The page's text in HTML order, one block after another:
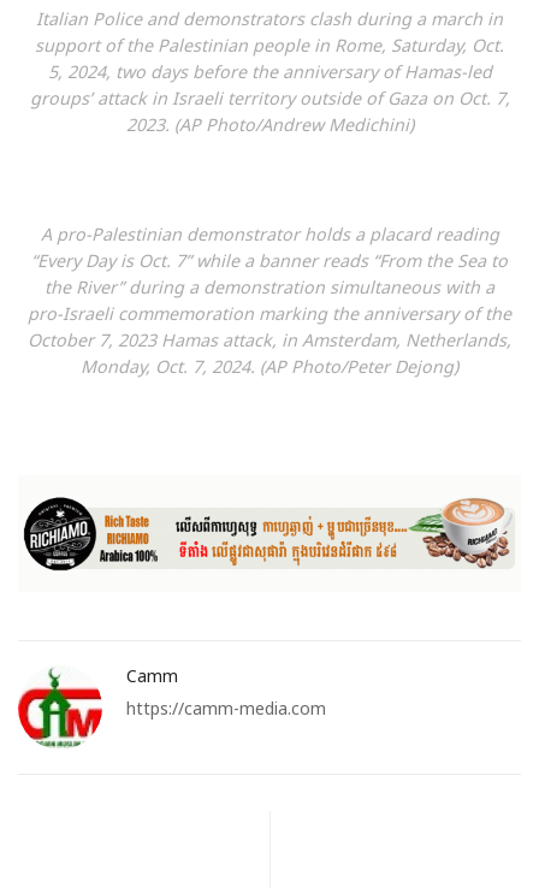
Italian Police and demonstrators clash during a march in
support of the Palestinian people in Rome, Saturday, Oct.
5, 2024, two days before the anniversary of Hamas-led
groups’ attack in Israeli territory outside of Gaza on Oct. 7,
2023. (AP Photo/Andrew Medichini)
A pro-Palestinian demonstrator holds a placard reading
“Every Day is Oct. 7” while a banner reads “From the Sea to
the River” during a demonstration simultaneous with a
pro-Israeli commemoration marking the anniversary of the
October 7, 2023 Hamas attack, in Amsterdam, Netherlands,
Monday, Oct. 7, 2024. (AP Photo/Peter Dejong)
Camm
https://camm-media.com